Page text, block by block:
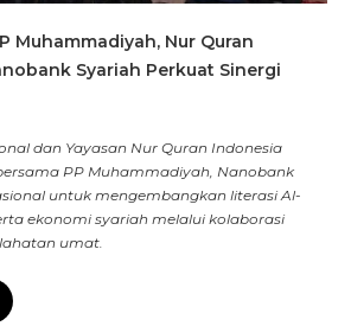
Muhammadiyah, Nur Quran
Syariah Perkuat Sinergi
dan Yayasan Nur Quran Indonesia
PP Muhammadiyah, Nanobank
untuk mengembangkan literasi Al-
ekonomi syariah melalui kolaborasi
umat.